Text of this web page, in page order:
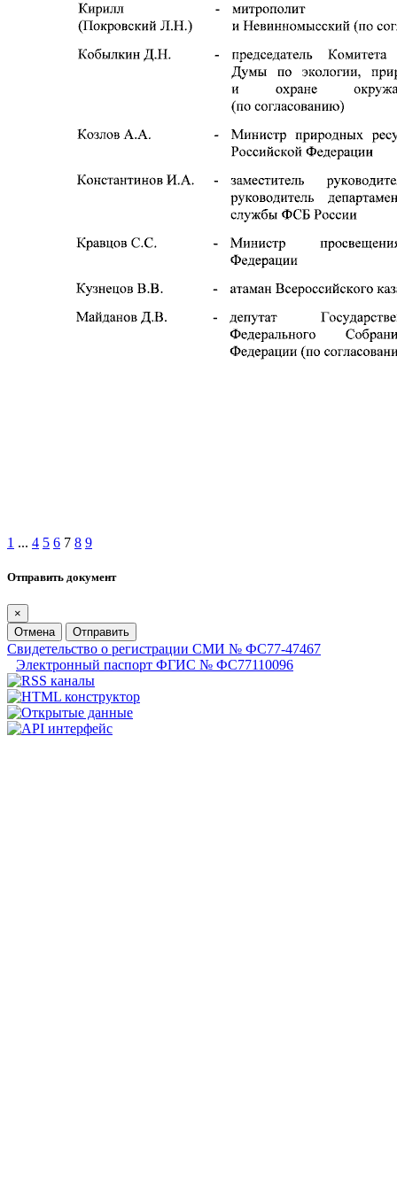
1 ... 4 5 6 7 8 9
Отправить документ
×
Отмена
Отправить
Свидетельство о регистрации СМИ № ФС77-47467
Электронный паспорт ФГИС № ФС77110096